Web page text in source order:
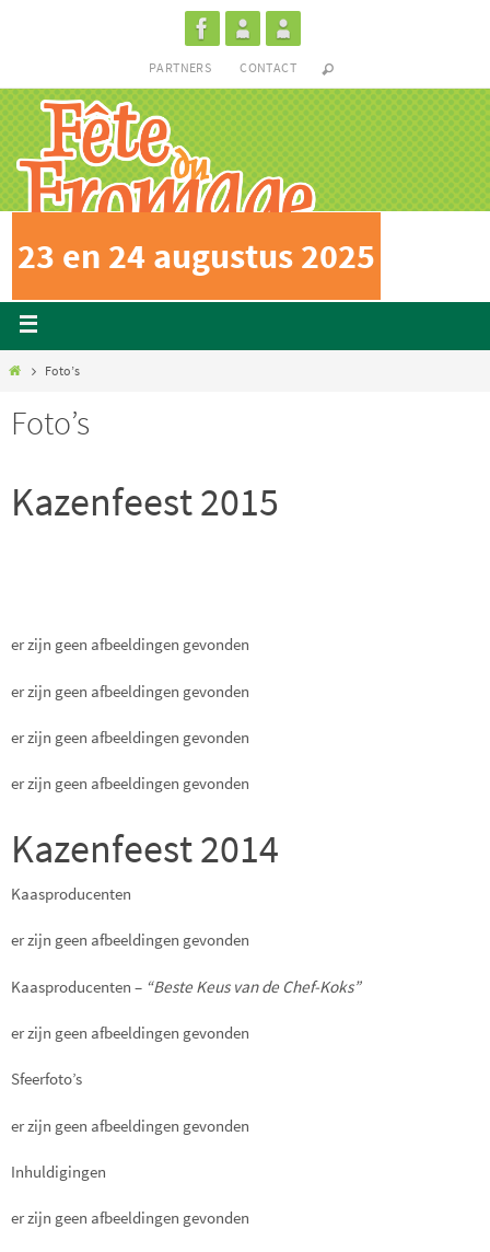
PARTNERS CONTACT
23 en 24 augustus 2025
Foto’s
Foto’s
Kazenfeest 2015
er zijn geen afbeeldingen gevonden
er zijn geen afbeeldingen gevonden
er zijn geen afbeeldingen gevonden
er zijn geen afbeeldingen gevonden
Kazenfeest 2014
Kaasproducenten
er zijn geen afbeeldingen gevonden
Kaasproducenten – “Beste Keus van de Chef-Koks”
er zijn geen afbeeldingen gevonden
Sfeerfoto’s
er zijn geen afbeeldingen gevonden
Inhuldigingen
er zijn geen afbeeldingen gevonden